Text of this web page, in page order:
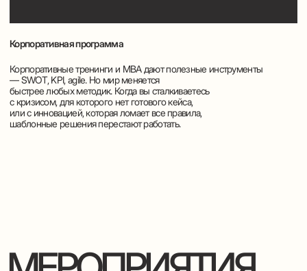
Приближение 8 марта – повод задуматься о подарках
«нашим дорогим женщинам». Вообще с 8 марта у нас
смысл праздника. Это борьба женщин за свои права?
Это в память о Розе Люксембург? Это феминизм? Или,
может быть, наоборот сексизм? Это романтический
день? Или просто день всех женщин? Вопросов много,
но есть один факт: праздник народный, и подарки мы
дарим по велению души (или культурного стереотипа).
Я, например, уже приготовил. Даже два.
На выбор. Новые праздничные лекции!